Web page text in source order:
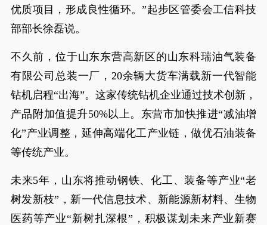
优质项目，形成良性循环。”起步区管委会工信科技
部部长徐磊说。
不久前，位于山东东营高新区的山东科瑞油气装备
有限公司总装一厂，20余辆大货车满载新一代智能
钻机启程“出海”。这家传统钻机企业通过技术创新，
产品附加值提升50%以上。东营市加快推进“减油增
化”产业调整，延伸高端化工产业链，做优石油装备
等传统产业。
未来5年，山东将推动钢铁、化工、装备等产业“老
树发新枝”，新一代信息技术、新能源新材料、生物
医药等产业“新树扎深根”，积极谋划未来产业新赛